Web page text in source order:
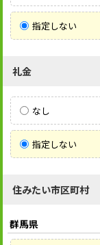
指定しない
礼金
なし
指定しない
住みたい市区町村
群馬県